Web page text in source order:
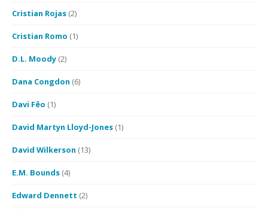
Cristian Rojas (2)
Cristian Romo (1)
D.L. Moody (2)
Dana Congdon (6)
Davi Fêo (1)
David Martyn Lloyd-Jones (1)
David Wilkerson (13)
E.M. Bounds (4)
Edward Dennett (2)